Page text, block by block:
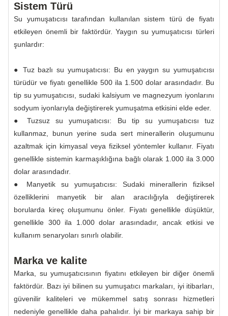
Sistem Türü
Su yumuşatıcısı tarafından kullanılan sistem türü de fiyatı
etkileyen önemli bir faktördür. Yaygın su yumuşatıcısı türleri
şunlardır:
● Tuz bazlı su yumuşatıcısı: Bu en yaygın su yumuşatıcısı
türüdür ve fiyatı genellikle 500 ila 1.500 dolar arasındadır. Bu
tip su yumuşatıcısı, sudaki kalsiyum ve magnezyum iyonlarını
sodyum iyonlarıyla değiştirerek yumuşatma etkisini elde eder.
● Tuzsuz su yumuşatıcısı: Bu tip su yumuşatıcısı tuz
kullanmaz, bunun yerine suda sert minerallerin oluşumunu
azaltmak için kimyasal veya fiziksel yöntemler kullanır. Fiyatı
genellikle sistemin karmaşıklığına bağlı olarak 1.000 ila 3.000
dolar arasındadır.
● Manyetik su yumuşatıcısı: Sudaki minerallerin fiziksel
özelliklerini manyetik bir alan aracılığıyla değiştirerek
borularda kireç oluşumunu önler. Fiyatı genellikle düşüktür,
genellikle 300 ila 1.000 dolar arasındadır, ancak etkisi ve
kullanım senaryoları sınırlı olabilir.
Marka ve kalite
Marka, su yumuşatıcısının fiyatını etkileyen bir diğer önemli
faktördür. Bazı iyi bilinen su yumuşatıcı markaları, iyi itibarları,
güvenilir kaliteleri ve mükemmel satış sonrası hizmetleri
nedeniyle genellikle daha pahalıdır. İyi bir markaya sahip bir